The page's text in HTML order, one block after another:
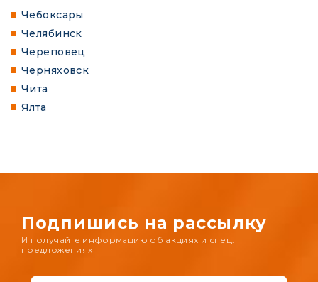
Чебоксары
Челябинск
Череповец
Черняховск
Чита
Ялта
Подпишись на рассылку
И получайте информацию об акциях и спец.
предложениях